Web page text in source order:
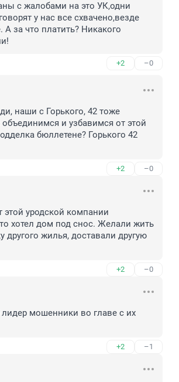
с жалобами на это УК,одни
у нас все схвачено,везде
за что платить? Никакого
+2 –0
наши с Горького, 42 тоже
и узбавимся от этой
бюллетене? Горького 42
+2 –0
этой уродской компании
хотел дом под снос. Желали жить
другого жилья, доставали другую
+2 –0
мошенники во главе с их
+2 –1